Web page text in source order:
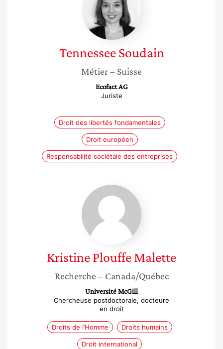
Tennessee Soudain
Métier– Suisse
Ecofact AG
Juriste
Droit des libertés fondamentales
Droit européen
Responsabilité sociétale des entreprises
Kristine
Plouffe
Malette
KristinePlouffe Malette
Recherche – Canada/Québec
Université McGill
Chercheuse postdoctorale, docteure
en droit
Droits de l’Homme Droits humains
Droit international